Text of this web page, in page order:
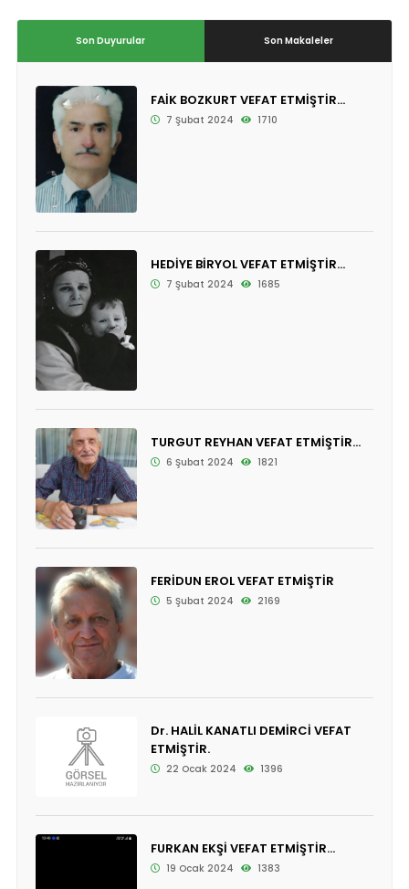
Son Duyurular Son Makaleler
FAİK BOZKURT VEFAT ETMİŞTİR...
7 Şubat 2024 1710
HEDİYE BİRYOL VEFAT ETMİŞTİR...
7 Şubat 2024 1685
TURGUT REYHAN VEFAT ETMİŞTİR...
6 Şubat 2024 1821
FERİDUN EROL VEFAT ETMİŞTİR
5 Şubat 2024 2169
Dr. HALİL KANATLI DEMİRCİ VEFAT
ETMİŞTİR.
22 Ocak 2024 1396
FURKAN EKŞİ VEFAT ETMİŞTİR...
19 Ocak 2024 1383